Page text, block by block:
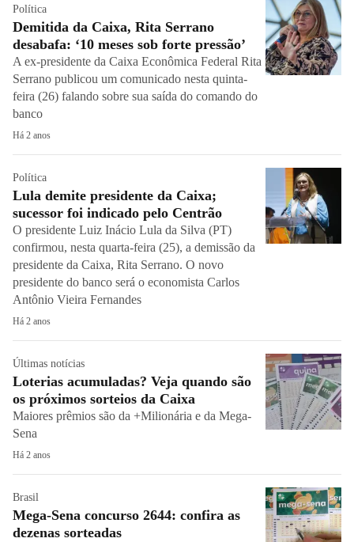
Política
Demitida da Caixa, Rita Serrano
desabafa: ‘10 meses sob forte pressão’
A ex-presidente da Caixa Econômica Federal Rita
Serrano publicou um comunicado nesta quinta-
feira (26) falando sobre sua saída do comando do
banco
Há 2 anos
Política
Lula demite presidente da Caixa;
sucessor foi indicado pelo Centrão
O presidente Luiz Inácio Lula da Silva (PT)
confirmou, nesta quarta-feira (25), a demissão da
presidente da Caixa, Rita Serrano. O novo
presidente do banco será o economista Carlos
Antônio Vieira Fernandes
Há 2 anos
Últimas notícias
Loterias acumuladas? Veja quando são
os próximos sorteios da Caixa
Maiores prêmios são da +Milionária e da Mega-
Sena
Há 2 anos
Brasil
Mega-Sena concurso 2644: confira as
dezenas sorteadas